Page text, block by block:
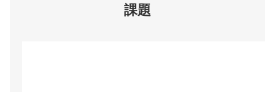
課題